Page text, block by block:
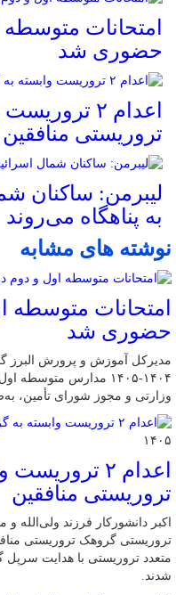
امتحانات متوسطه
حضوری شد
اعدام ۲
تروریستی منافقین
به پناهگاه می‌روند
نوشته های مشابه
امتحانات متوسطه
حضوری شد
مدیرکل آموزش و پرورش البرز
۱۴۰۴-۱۴۰۵ مدارس
وزارتی و مجوز شورای تأمین،
۱۴۰۵
اعدام ۲
تروریستی منافقین
اکبر دانشورکار فرزند
تروریستی گروهک تروریستی
متعدد تروریستی با هدایت سرپل
شدند.